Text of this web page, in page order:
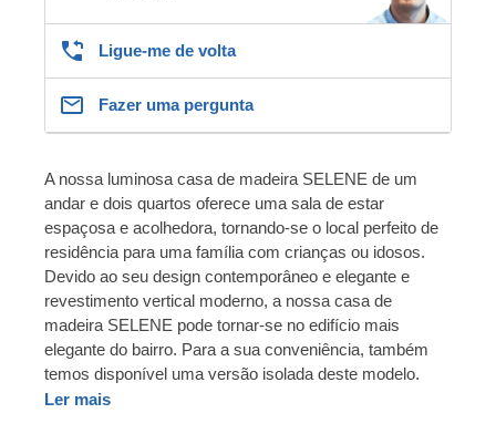
Ligue-me de volta
Fazer uma pergunta
A nossa luminosa casa de madeira SELENE de um
andar e dois quartos oferece uma sala de estar
espaçosa e acolhedora, tornando-se o local perfeito de
residência para uma família com crianças ou idosos.
Devido ao seu design contemporâneo e elegante e
revestimento vertical moderno, a nossa casa de
madeira SELENE pode tornar-se no edifício mais
elegante do bairro. Para a sua conveniência, também
temos disponível uma versão isolada deste modelo.
Ler mais